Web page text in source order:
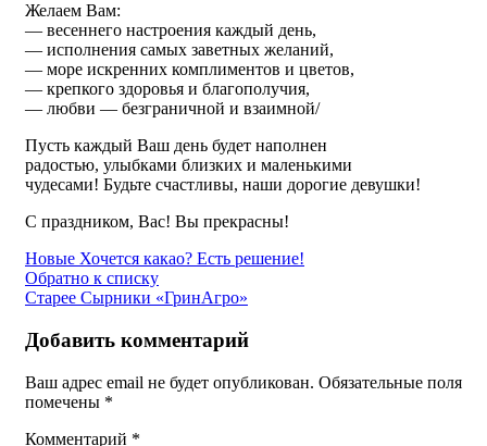
Желаем Вам:
— весеннего настроения каждый день,
— исполнения самых заветных желаний,
— море искренних комплиментов и цветов,
— крепкого здоровья и благополучия,
— любви — безграничной и взаимной/
Пусть каждый Ваш день будет наполнен
радостью, улыбками близких и маленькими
чудесами! Будьте счастливы, наши дорогие девушки!
С праздником, Вас! Вы прекрасны!
Новые Хочется какао? Есть решение!
Обратно к списку
Старее Сырники «ГринАгро»
Добавить комментарий
Ваш адрес email не будет опубликован. Обязательные поля
помечены *
Комментарий *